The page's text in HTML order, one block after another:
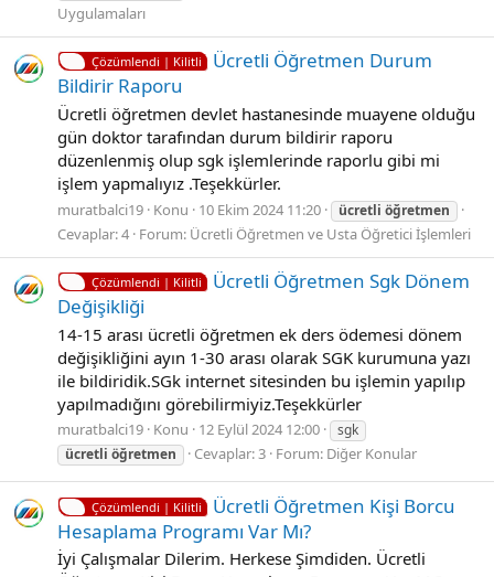
Uygulamaları
Çözümlendi | Kilitli
Ücretli Öğretmen Durum
Bildirir Raporu
Ücretli öğretmen devlet hastanesinde muayene olduğu
gün doktor tarafından durum bildirir raporu
düzenlenmiş olup sgk işlemlerinde raporlu gibi mi
işlem yapmalıyız .Teşekkürler.
muratbalci19 Konu 10 Ekim 2024 11:20 ücretli öğretmen
Cevaplar: 4 Forum: Ücretli Öğretmen ve Usta Öğretici İşlemleri
Çözümlendi | Kilitli
Ücretli Öğretmen Sgk Dönem
Değişikliği
14-15 arası ücretli öğretmen ek ders ödemesi dönem
değişikliğini ayın 1-30 arası olarak SGK kurumuna yazı
ile bildiridik.SGk internet sitesinden bu işlemin yapılıp
yapılmadığını görebilirmiyiz.Teşekkürler
muratbalci19 Konu 12 Eylül 2024 12:00
sgk
ücretli öğretmen Cevaplar: 3 Forum: Diğer Konular
Çözümlendi | Kilitli
Ücretli Öğretmen Kişi Borcu
Hesaplama Programı Var Mı?
İyi Çalışmalar Dilerim. Herkese Şimdiden. Ücretli